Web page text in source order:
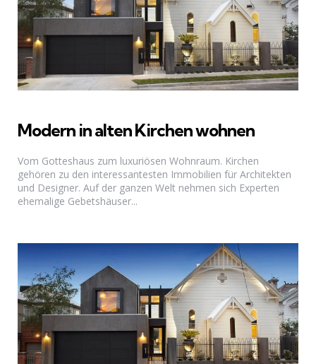
Modern in alten Kirchen wohnen
Vom Gotteshaus zum luxuriösen Wohnraum. Kirchen
gehören zu den interessantesten Immobilien für Architekten
und Designer. Auf der ganzen Welt nehmen sich Experten
ehemalige Gebetshäuser...